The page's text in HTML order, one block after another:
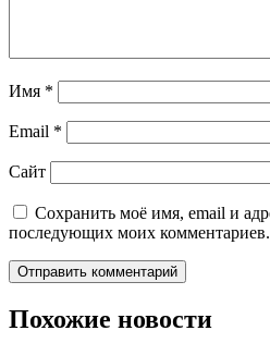
Имя *
Email *
Сайт
Сохранить моё имя, email и
последующих моих комментариев.
Похожие новости